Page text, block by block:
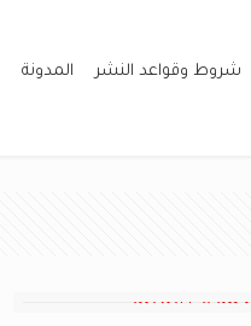
شروط وقواعد النشر المدونة